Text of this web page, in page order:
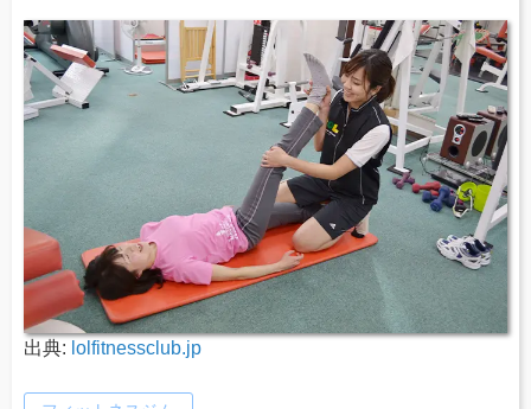
出典: lolfitnessclub.jp